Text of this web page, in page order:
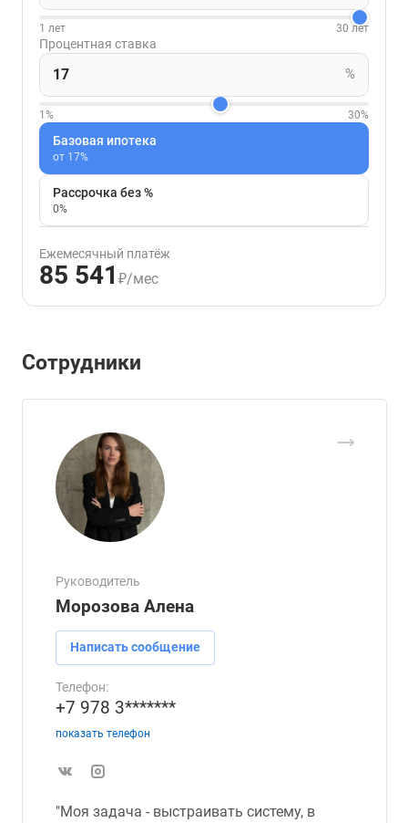
1 лет 30 лет
Процентная ставка
%
1% 30%
Базовая ипотека
от 17%
Рассрочка без %
0%
Ежемесячный платёж
85 541 ₽/мес
Сотрудники
Руководитель
Морозова Алена
Написать сообщение
Телефон:
+7 978 3*******
показать телефон
"Моя задача - выстраивать систему, в